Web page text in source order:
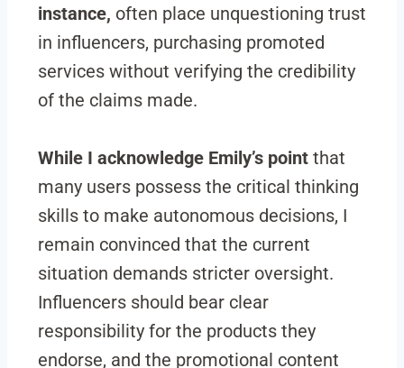
instance, often place unquestioning trust
in influencers, purchasing promoted
services without verifying the credibility
of the claims made.
While I acknowledge Emily’s point that
many users possess the critical thinking
skills to make autonomous decisions, I
remain convinced that the current
situation demands stricter oversight.
Influencers should bear clear
responsibility for the products they
endorse, and the promotional content